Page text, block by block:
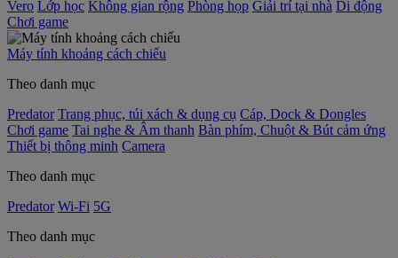
Vero Lớp học Không gian rộng Phòng họp Giải trí tại nhà Di động
Chơi game
Máy tính khoảng cách chiếu
Theo danh mục
Predator Trang phục, túi xách & dụng cụ Cáp, Dock & Dongles
Chơi game Tai nghe & Âm thanh Bàn phím, Chuột & Bút cảm ứng
Thiết bị thông minh Camera
Theo danh mục
Predator Wi-Fi 5G
Theo danh mục